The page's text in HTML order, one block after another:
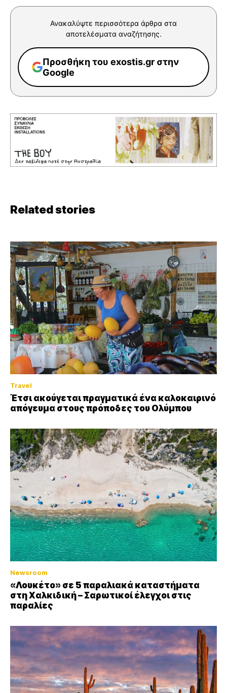
Ανακαλύψτε περισσότερα άρθρα στα
αποτελέσματα αναζήτησης.
Προσθήκη του exostis.gr στην
Google
Related stories
Travel
Έτσι ακούγεται πραγματικά ένα καλοκαιρινό
απόγευμα στους πρόποδες του Ολύμπου
Newsroom
«Λουκέτο» σε 5 παραλιακά καταστήματα
στη Χαλκιδική – Σαρωτικοί έλεγχοι στις
παραλίες